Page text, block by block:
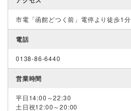
市電「函館どつく前」電停より徒歩1分
電話
0138-86-6440
営業時間
平日14:00～22:30
土日祝12:00～20:00